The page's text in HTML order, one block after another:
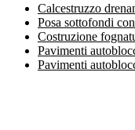
Calcestruzzo
Posa sottofondi
Costruzione
Pavimenti
Pavimenti